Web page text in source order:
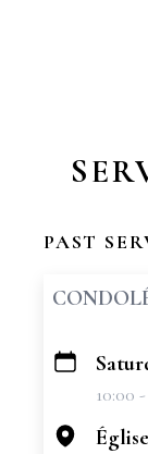
PAST
+
10:00